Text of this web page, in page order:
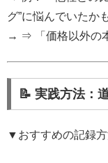
グ”に悩んでいたか
→ ⇒ 「価格以外の
📝 実践方法：
▼おすすめの記録方